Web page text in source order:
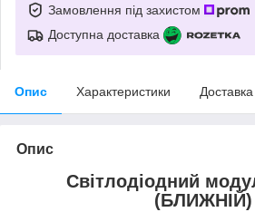
Замовлення під захистом
Доступна доставка
Опис Характеристики Доставка
Опис
Світлодіодний
(БЛИЖНІЙ)